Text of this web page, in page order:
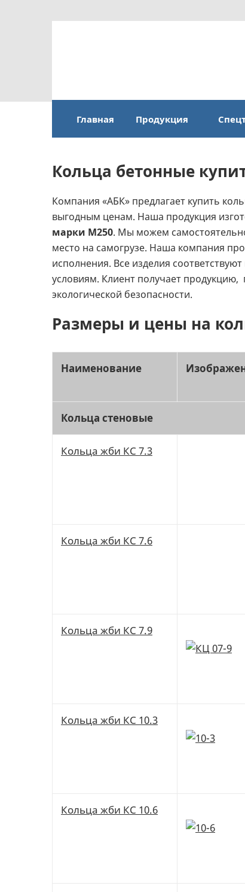
Главная Продукция
Кольца бетонные
Компания «АБК» предлагает купить
выгодным ценам. Наша продукция
марки М250. Мы можем
место на самогрузе. Наша компания
исполнения. Все изделия
условиям. Клиент получает
экологической безопасности.
Размеры и цены на
Наименование
Кольца стеновые
Кольца жби КС 7.3
Кольца жби КС 7.6
Кольца жби КС 7.9
Кольца жби КС 10.3
Кольца жби КС 10.6